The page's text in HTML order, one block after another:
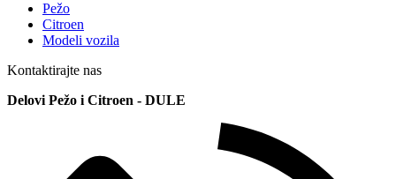
Pežo
Citroen
Modeli vozila
Kontaktirajte nas
Delovi Pežo i Citroen - DULE